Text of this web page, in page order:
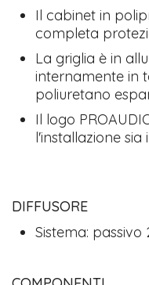
Il cabinet in
completa
La griglia è in
internamente in
poliuretano
Il logo
l'installazione
DIFFUSORE
Sistema: passivo